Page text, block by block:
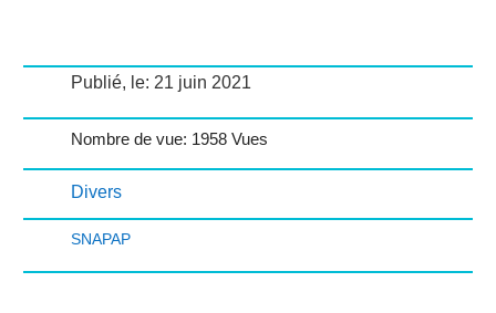
Publié, le: 21 juin 2021
Nombre de vue: 1958 Vues
Divers
SNAPAP